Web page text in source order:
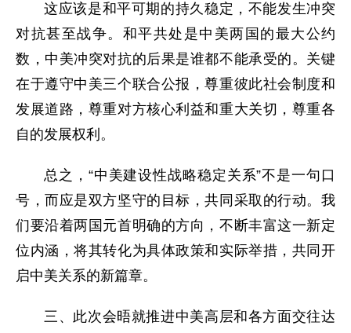
这应该是和平可期的持久稳定，不能发生冲突
对抗甚至战争。和平共处是中美两国的最大公约
数，中美冲突对抗的后果是谁都不能承受的。关键
在于遵守中美三个联合公报，尊重彼此社会制度和
发展道路，尊重对方核心利益和重大关切，尊重各
自的发展权利。
总之，“中美建设性战略稳定关系”不是一句口
号，而应是双方坚守的目标，共同采取的行动。我
们要沿着两国元首明确的方向，不断丰富这一新定
位内涵，将其转化为具体政策和实际举措，共同开
启中美关系的新篇章。
三、此次会晤就推进中美高层和各方面交往达